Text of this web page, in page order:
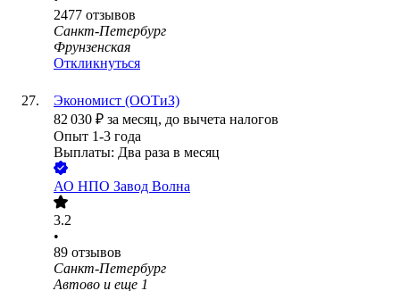
2477 отзывов
Санкт-Петербург
Фрунзенская
Откликнуться
Экономист (ООТиЗ)
82 030 ₽ за месяц, до вычета налогов
Опыт 1-3 года
Выплаты: Два раза в месяц
АО НПО Завод Волна
3.2
•
89 отзывов
Санкт-Петербург
Автово и еще 1